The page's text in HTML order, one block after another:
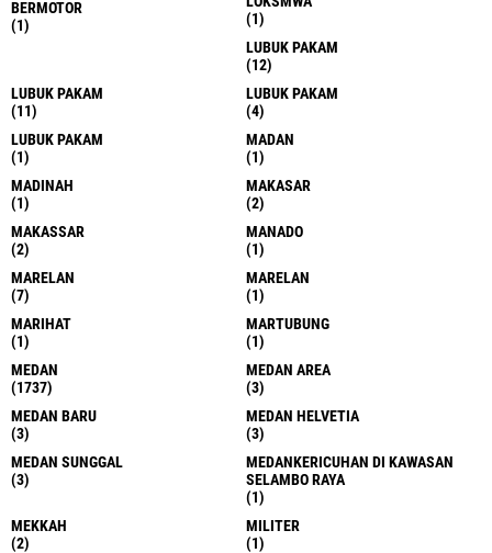
BERMOTOR
(1)
(1)
LUBUK PAKAM
(12)
LUBUK PAKAM
(11)
LUBUK PAKAM
(4)
LUBUK PAKAM
(1)
MADAN
(1)
MADINAH
(1)
MAKASAR
(2)
MAKASSAR
(2)
MANADO
(1)
MARELAN
(7)
MARELAN
(1)
MARIHAT
(1)
MARTUBUNG
(1)
MEDAN
(1737)
MEDAN AREA
(3)
MEDAN BARU
(3)
MEDAN HELVETIA
(3)
MEDAN SUNGGAL
(3)
MEDANKERICUHAN DI KAWASAN
SELAMBO RAYA
(1)
MEKKAH
(2)
MILITER
(1)